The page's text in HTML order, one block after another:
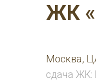
ЖК
Москва,
сдача ЖК: